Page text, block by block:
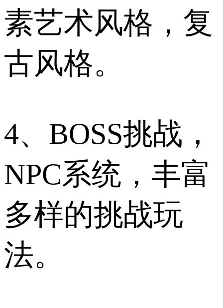
素艺术风格，复
古风格。
4、BOSS挑战，
NPC系统，丰富
多样的挑战玩
法。